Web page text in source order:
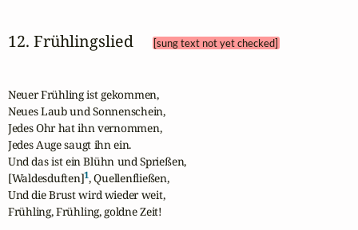
12. Frühlingslied [sung text not yet checked]
Neuer Frühling ist gekommen,
Neues Laub und Sonnenschein,
Jedes Ohr hat ihn vernommen,
Jedes Auge saugt ihn ein.
Und das ist ein Blühn und Sprießen,
[Waldesduften]1, Quellenfließen,
Und die Brust wird wieder weit,
Frühling, Frühling, goldne Zeit!